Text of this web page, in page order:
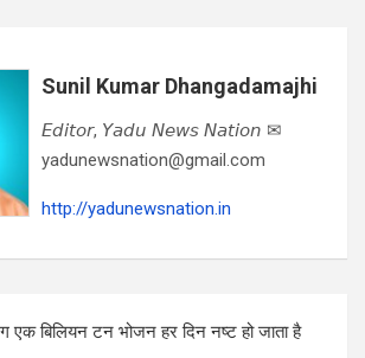
Sunil Kumar Dhangadamajhi
𝘌𝘥𝘪𝘵𝘰𝘳, 𝘠𝘢𝘥𝘶 𝘕𝘦𝘸𝘴 𝘕𝘢𝘵𝘪𝘰𝘯 ✉
yadunewsnation@gmail.com
http://yadunewsnation.in
एक बिलियन टन भोजन हर दिन नष्ट हो जाता है